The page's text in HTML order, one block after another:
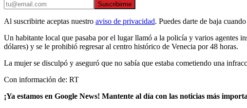
Suscribirme
Al suscribirte aceptas nuestro aviso de privacidad. Puedes darte de baja
Un habitante local que pasaba por el lugar llamó a la policía y varios agentes
dólares) y se le prohibió regresar al centro histórico de Venecia por 48 horas.
La mujer se disculpó y aseguró que no sabía que estaba cometiendo una
Con información de: RT
¡Ya estamos en Google News! Mantente al día con las noticias más